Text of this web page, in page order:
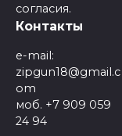
согласия.
Контакты
e-mail:
zipgun18@gmail.c
om
моб. +7 909 059
24 94